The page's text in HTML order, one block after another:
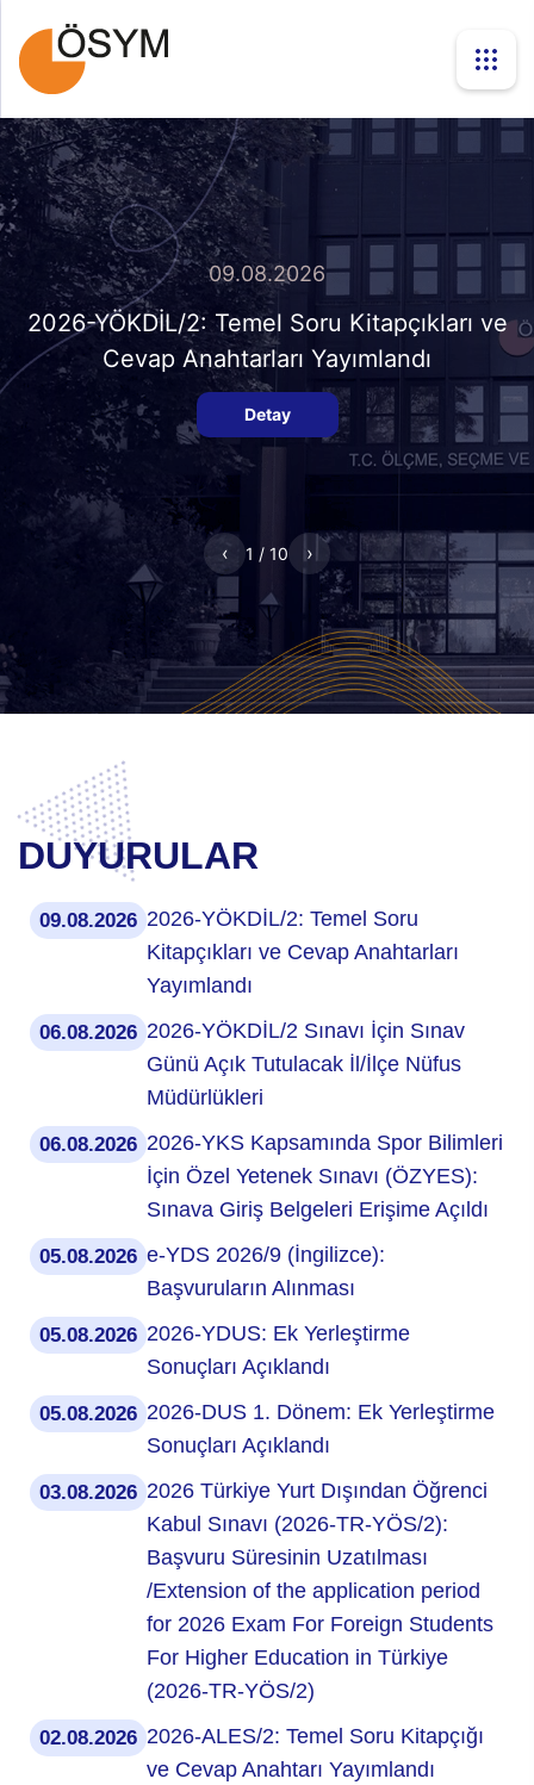
09.08.2026
2026-YÖKDİL/2: Temel Soru Kitapçıkları ve
Cevap Anahtarları Yayımlandı
Detay
‹ 1 / 10 ›
DUYURULAR
09.08.2026 2026-YÖKDİL/2: Temel Soru
Kitapçıkları ve Cevap Anahtarları
Yayımlandı
06.08.2026 2026-YÖKDİL/2 Sınavı İçin Sınav
Günü Açık Tutulacak İl/İlçe Nüfus
Müdürlükleri
06.08.2026 2026-YKS Kapsamında Spor Bilimleri
İçin Özel Yetenek Sınavı (ÖZYES):
Sınava Giriş Belgeleri Erişime Açıldı
05.08.2026 e-YDS 2026/9 (İngilizce):
Başvuruların Alınması
05.08.2026 2026-YDUS: Ek Yerleştirme
Sonuçları Açıklandı
05.08.2026 2026-DUS 1. Dönem: Ek Yerleştirme
Sonuçları Açıklandı
03.08.2026 2026 Türkiye Yurt Dışından Öğrenci
Kabul Sınavı (2026-TR-YÖS/2):
Başvuru Süresinin Uzatılması
/Extension of the application period
for 2026 Exam For Foreign Students
For Higher Education in Türkiye
(2026-TR-YÖS/2)
02.08.2026 2026-ALES/2: Temel Soru Kitapçığı
ve Cevap Anahtarı Yayımlandı